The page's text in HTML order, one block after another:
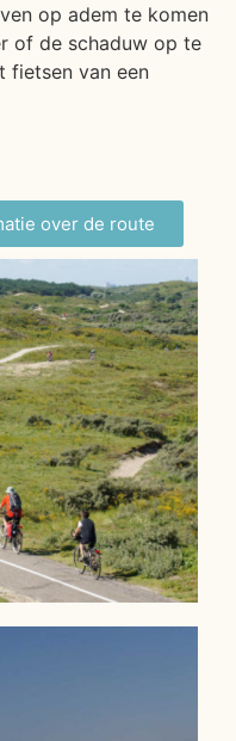
op adem te komen
of de schaduw op te
fietsen van een
over de route